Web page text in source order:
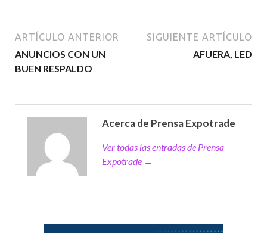
ARTÍCULO ANTERIOR
ANUNCIOS CON UN
BUEN RESPALDO
SIGUIENTE ARTÍCULO
AFUERA, LED
Acerca de Prensa Expotrade
Ver todas las entradas de Prensa
Expotrade →